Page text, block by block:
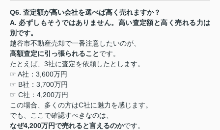
Q6. 査定額が高い会社を選べば高く売れますか？
A. 必ずしもそうではありません。高い査定額と高く売れる力は
別です。
越谷市不動産売却で一番注意したいのが、
高額査定に引っ張られることです。
たとえば、 3社に査定を依頼したとします。
☞ A社： 3,600万円
☞ B社： 3,700万円
☞ C社： 4,200万円
この場合、多くの方はC社に魅力を感じます。
でも、ここで確認すべきなのは、
なぜ4,200万円で売れると言えるのかです。